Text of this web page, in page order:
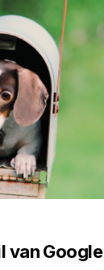
van Google